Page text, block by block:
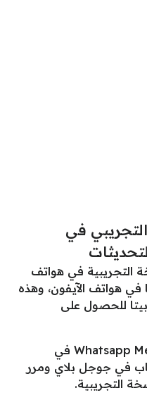
في
التجريبية في هواتف
في هواتف الآيفون، وهذه
للحصول على
ابحث عن Whatsapp Messenger Beta في
في جوجل بلاي ومرر
التجريبية.